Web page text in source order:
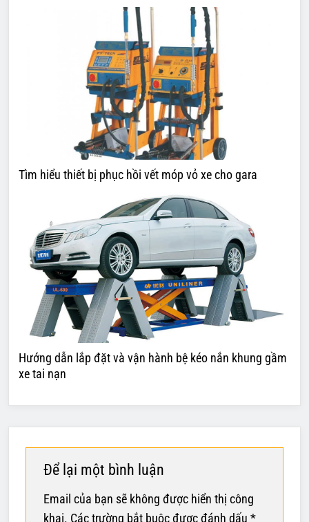
Tìm hiểu thiết bị phục hồi vết móp vỏ xe cho gara
Hướng dẫn lắp đặt và vận hành bệ kéo nắn khung gầm
xe tai nạn
Để lại một bình luận
Email của bạn sẽ không được hiển thị công
khai. Các trường bắt buộc được đánh dấu *